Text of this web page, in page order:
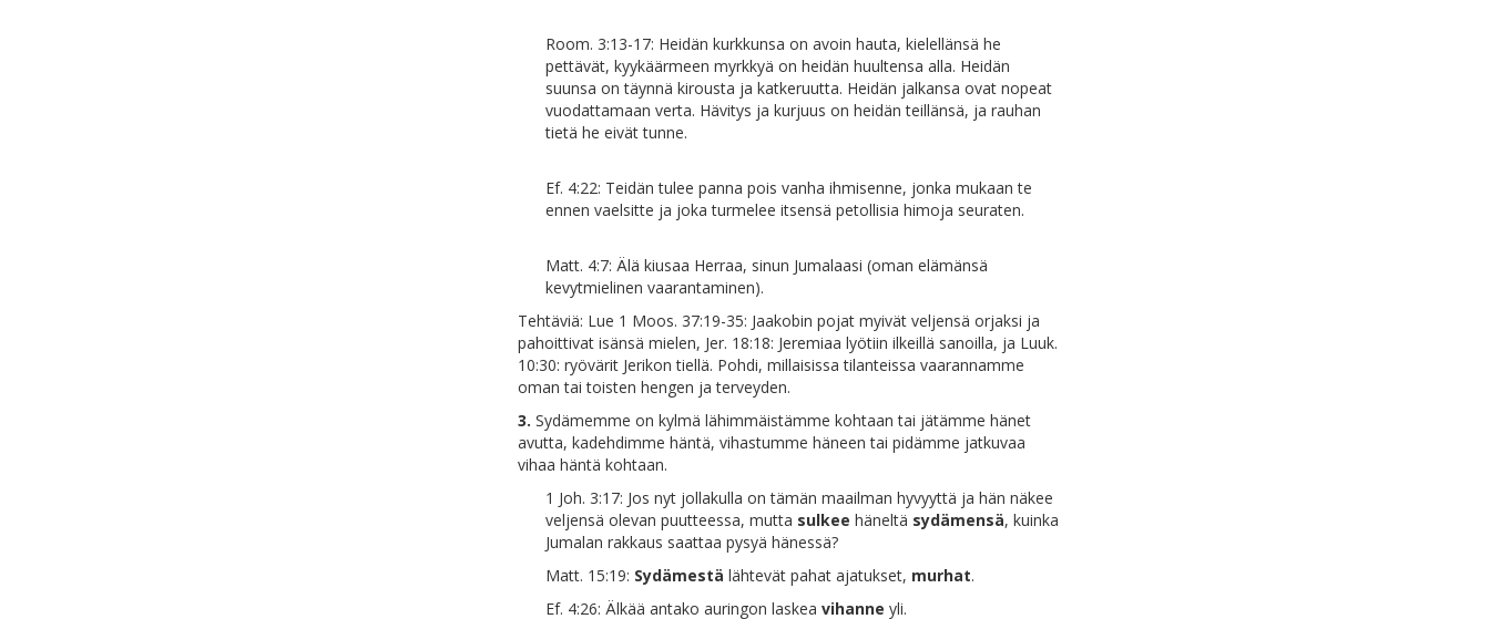
Room. 3:13-17: Heidän kurkkunsa on avoin hauta, kielellänsä he
pettävät, kyykäärmeen myrkkyä on heidän huultensa alla. Heidän
suunsa on täynnä kirousta ja katkeruutta. Heidän jalkansa ovat nopeat
vuodattamaan verta. Hävitys ja kurjuus on heidän teillänsä, ja rauhan
tietä he eivät tunne.
Ef. 4:22: Teidän tulee panna pois vanha ihmisenne, jonka mukaan te
ennen vaelsitte ja joka turmelee itsensä petollisia himoja seuraten.
Matt. 4:7: Älä kiusaa Herraa, sinun Jumalaasi (oman elämänsä
kevytmielinen vaarantaminen).
Tehtäviä: Lue 1 Moos. 37:19-35: Jaakobin pojat myivät veljensä orjaksi ja
pahoittivat isänsä mielen, Jer. 18:18: Jeremiaa lyötiin ilkeillä sanoilla, ja Luuk.
10:30: ryövärit Jerikon tiellä. Pohdi, millaisissa tilanteissa vaarannamme
oman tai toisten hengen ja terveyden.
3. Sydämemme on kylmä lähimmäistämme kohtaan tai jätämme hänet
avutta, kadehdimme häntä, vihastumme häneen tai pidämme jatkuvaa
vihaa häntä kohtaan.
1 Joh. 3:17: Jos nyt jollakulla on tämän maailman hyvyyttä ja hän näkee
veljensä olevan puutteessa, mutta sulkee häneltä sydämensä, kuinka
Jumalan rakkaus saattaa pysyä hänessä?
Matt. 15:19: Sydämestä lähtevät pahat ajatukset, murhat.
Ef. 4:26: Älkää antako auringon laskea vihanne yli.